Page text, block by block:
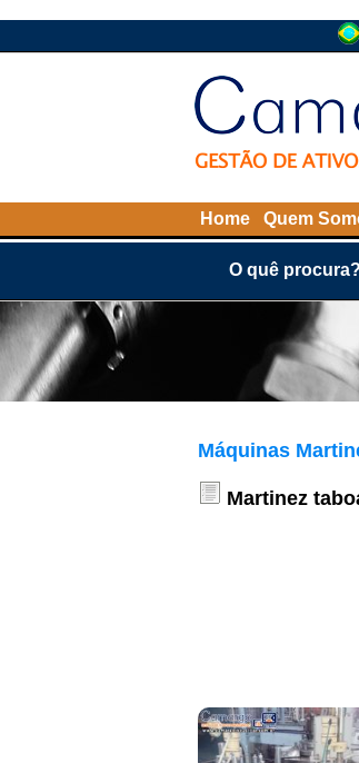
Home Quem
O quê procura?
Máquinas
Martinez